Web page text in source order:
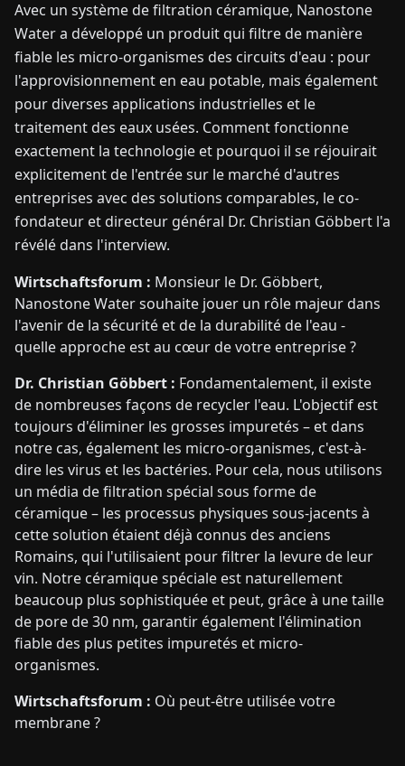
NOUS
Avec un système de filtration céramique, Nanostone
Water a développé un produit qui filtre de manière
fiable les micro-organismes des circuits d'eau : pour
l'approvisionnement en eau potable, mais également
pour diverses applications industrielles et le
traitement des eaux usées. Comment fonctionne
exactement la technologie et pourquoi il se réjouirait
explicitement de l'entrée sur le marché d'autres
entreprises avec des solutions comparables, le co-
fondateur et directeur général Dr. Christian Göbbert l'a
révélé dans l'interview.
Wirtschaftsforum : Monsieur le Dr. Göbbert,
Nanostone Water souhaite jouer un rôle majeur dans
l'avenir de la sécurité et de la durabilité de l'eau -
quelle approche est au cœur de votre entreprise ?
Dr. Christian Göbbert : Fondamentalement, il existe
de nombreuses façons de recycler l'eau. L'objectif est
toujours d'éliminer les grosses impuretés – et dans
notre cas, également les micro-organismes, c'est-à-
dire les virus et les bactéries. Pour cela, nous utilisons
un média de filtration spécial sous forme de
céramique – les processus physiques sous-jacents à
cette solution étaient déjà connus des anciens
Romains, qui l'utilisaient pour filtrer la levure de leur
vin. Notre céramique spéciale est naturellement
beaucoup plus sophistiquée et peut, grâce à une taille
de pore de 30 nm, garantir également l'élimination
fiable des plus petites impuretés et micro-
organismes.
Wirtschaftsforum : Où peut-être utilisée votre
membrane ?